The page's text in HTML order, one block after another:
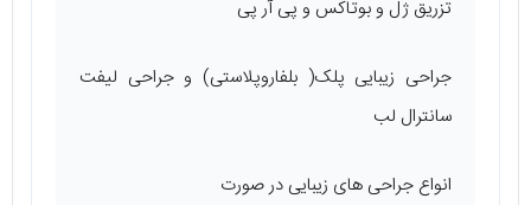
تزریق ژل و بوتاکس و پی آر پی
جراحی زیبایی پلک( بلفاروپلاستی) و جراحی لیفت
سانترال لب
انواع جراحی های زیبایی در صورت